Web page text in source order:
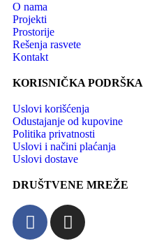
O nama
Projekti
Prostorije
Rešenja rasvete
Kontakt
KORISNIČKA PODRŠKA
Uslovi korišćenja
Odustajanje od kupovine
Politika privatnosti
Uslovi i načini plaćanja
Uslovi dostave
DRUŠTVENE MREŽE